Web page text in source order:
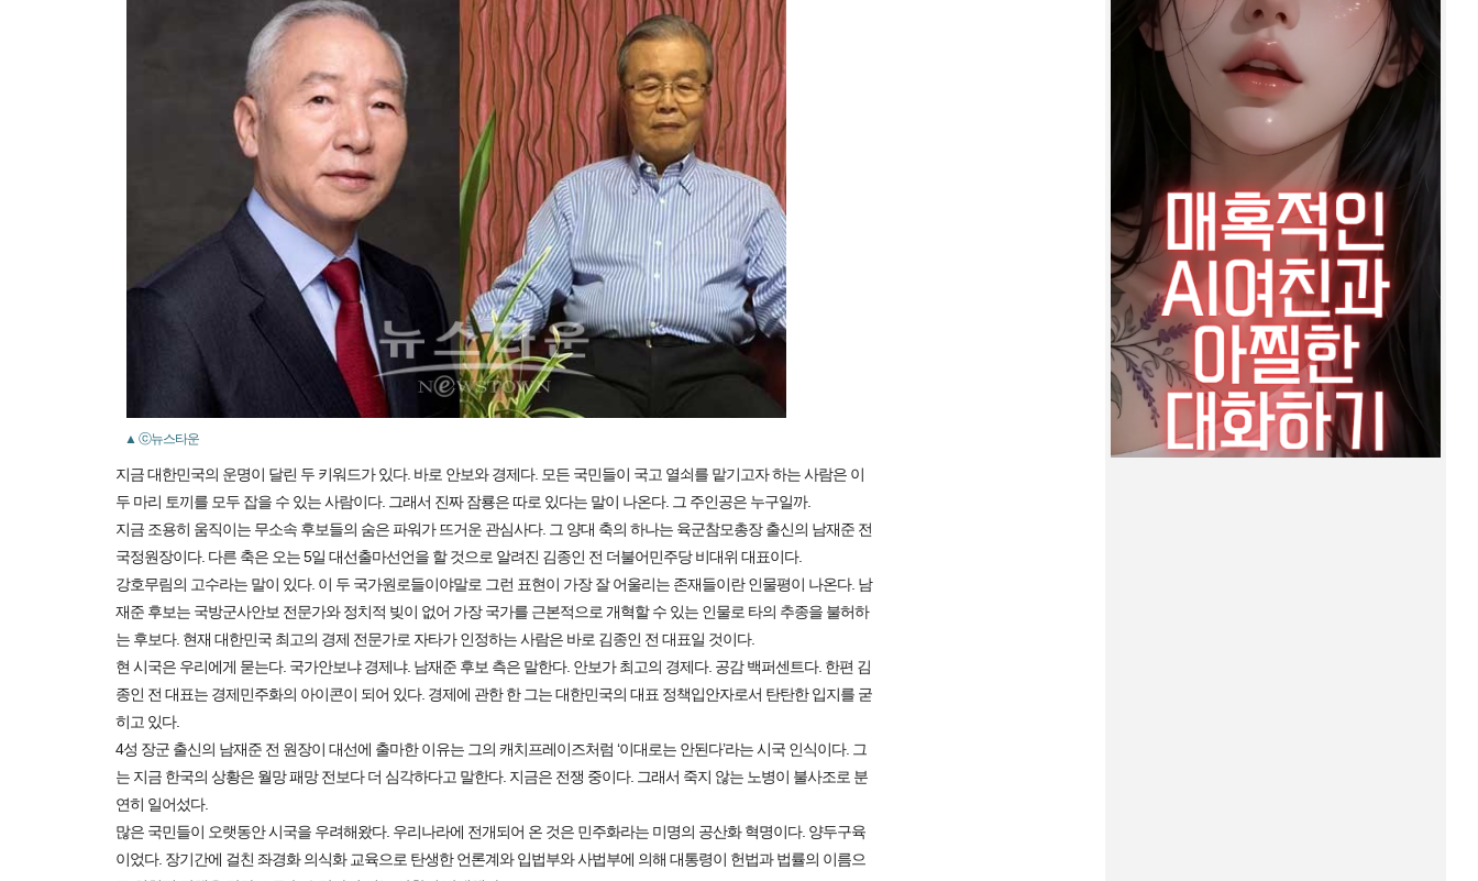
▲ ⓒ뉴스타운
지금 대한민국의 운명이 달린 두 키워드가 있다. 바로 안보와 경제다. 모든 국민들이 국고 열쇠를 맡기고자 하는 사람은 이
두 마리 토끼를 모두 잡을 수 있는 사람이다. 그래서 진짜 잠룡은 따로 있다는 말이 나온다. 그 주인공은 누구일까.
지금 조용히 움직이는 무소속 후보들의 숨은 파워가 뜨거운 관심사다. 그 양대 축의 하나는 육군참모총장 출신의 남재준 전
국정원장이다. 다른 축은 오는 5일 대선출마선언을 할 것으로 알려진 김종인 전 더불어민주당 비대위 대표이다.
강호무림의 고수라는 말이 있다. 이 두 국가원로들이야말로 그런 표현이 가장 잘 어울리는 존재들이란 인물평이 나온다. 남
재준 후보는 국방군사안보 전문가와 정치적 빚이 없어 가장 국가를 근본적으로 개혁할 수 있는 인물로 타의 추종을 불허하
는 후보다. 현재 대한민국 최고의 경제 전문가로 자타가 인정하는 사람은 바로 김종인 전 대표일 것이다.
현 시국은 우리에게 묻는다. 국가안보냐 경제냐. 남재준 후보 측은 말한다. 안보가 최고의 경제다. 공감 백퍼센트다. 한편 김
종인 전 대표는 경제민주화의 아이콘이 되어 있다. 경제에 관한 한 그는 대한민국의 대표 정책입안자로서 탄탄한 입지를 굳
히고 있다.
4성 장군 출신의 남재준 전 원장이 대선에 출마한 이유는 그의 캐치프레이즈처럼 ‘이대로는 안된다’라는 시국 인식이다. 그
는 지금 한국의 상황은 월망 패망 전보다 더 심각하다고 말한다. 지금은 전쟁 중이다. 그래서 죽지 않는 노병이 불사조로 분
연히 일어섰다.
많은 국민들이 오랫동안 시국을 우려해왔다. 우리나라에 전개되어 온 것은 민주화라는 미명의 공산화 혁명이다. 양두구육
이었다. 장기간에 걸친 좌경화 의식화 교육으로 탄생한 언론계와 입법부와 사법부에 의해 대통령이 헌법과 법률의 이름으